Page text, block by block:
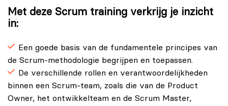
Met deze Scrum training verkrijg je inzicht
in:
Een goede basis van de fundamentele principes van
de Scrum-methodologie begrijpen en toepassen.
De verschillende rollen en verantwoordelijkheden
binnen een Scrum-team, zoals die van de Product
Owner, het ontwikkelteam en de Scrum Master,